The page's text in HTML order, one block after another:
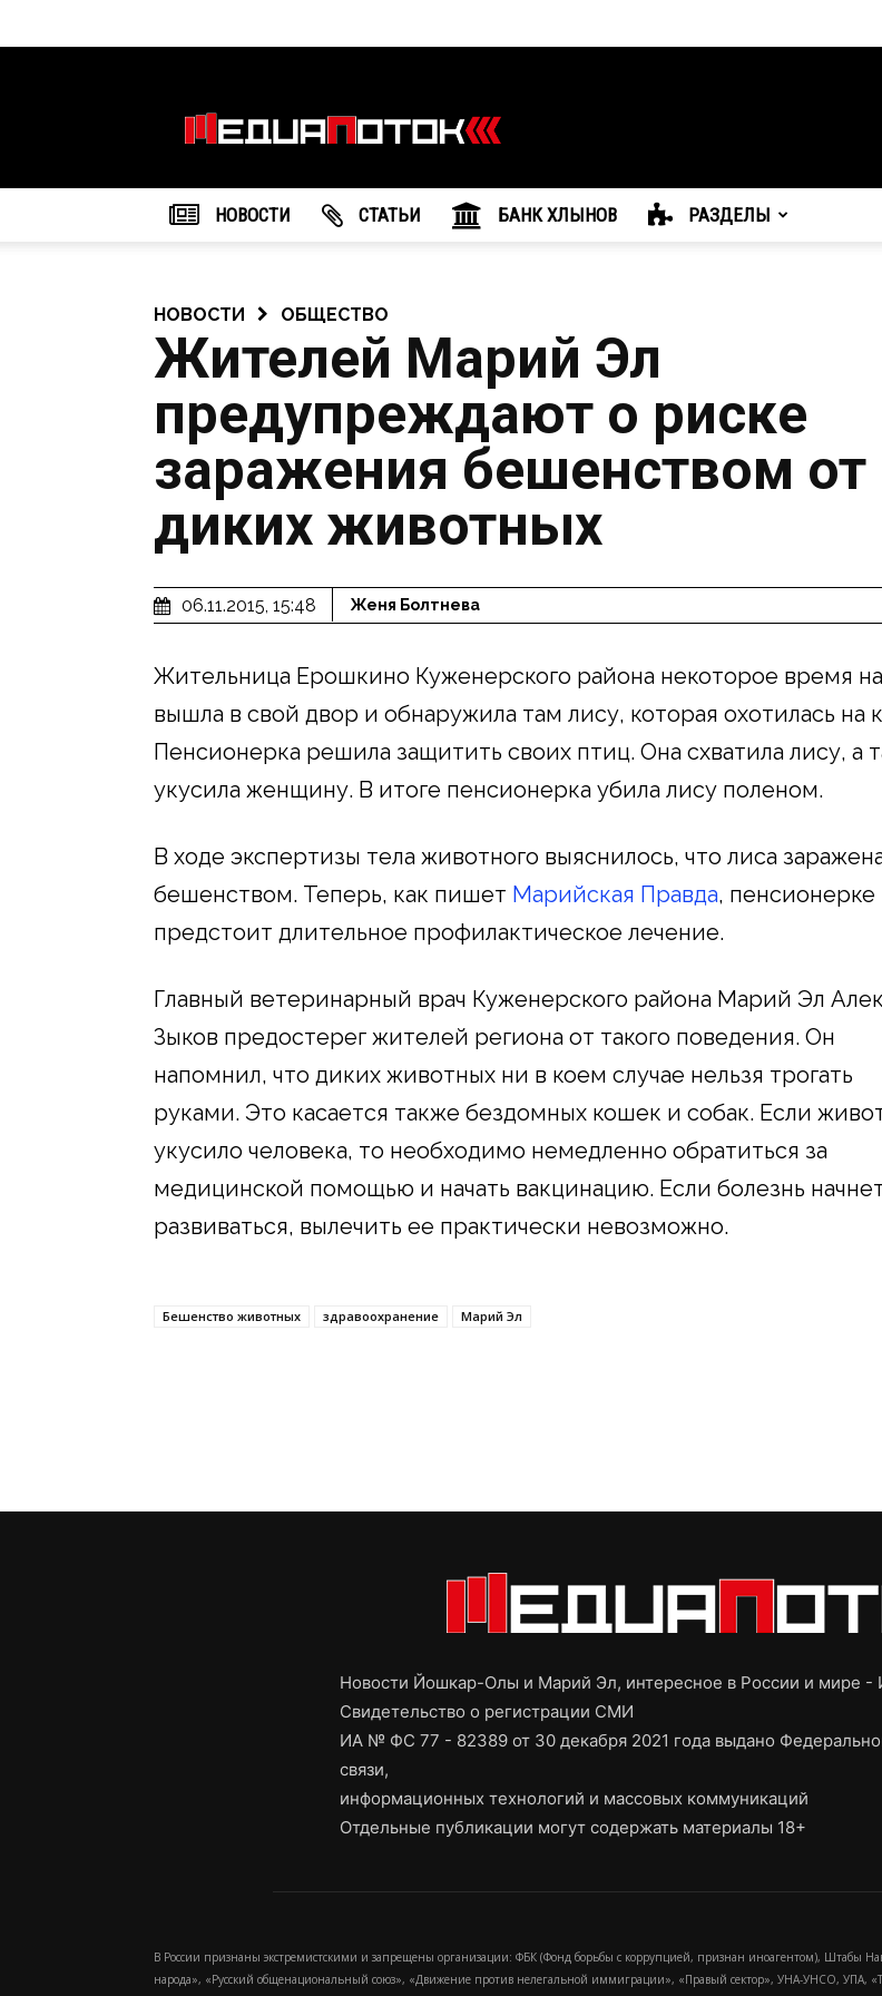
агентство
"МедиаПоток"
НОВОСТИ CТАТЬИ БАНК ХЛЫНОВ РАЗДЕЛЫ
НОВОСТИ ОБЩЕСТВО
Жителей Марий Эл
предупреждают о риске
заражения бешенством от
диких животных
06.11.2015, 15:48 Женя Болтнева
Жительница Ерошкино Куженерского района некоторое время
вышла в свой двор и обнаружила там лису, которая охотилась на
Пенсионерка решила защитить своих птиц. Она схватила лису, а
укусила женщину. В итоге пенсионерка убила лису поленом.
В ходе экспертизы тела животного выяснилось, что лиса
бешенством. Теперь, как пишет Марийская Правда, пенсионерке
предстоит длительное профилактическое лечение.
Главный ветеринарный врач Куженерского района Марий Эл
Зыков предостерег жителей региона от такого поведения. Он
напомнил, что диких животных ни в коем случае нельзя трогать
руками. Это касается также бездомных кошек и собак. Если
укусило человека, то необходимо немедленно обратиться за
медицинской помощью и начать вакцинацию. Если болезнь
развиваться, вылечить ее практически невозможно.
Бешенство животных здравоохранение Марий Эл
Новости Йошкар-Олы и Марий Эл, интересное в России и мире
Свидетельство о регистрации СМИ
ИА № ФС 77 - 82389 от 30 декабря 2021 года выдано
связи,
информационных технологий и массовых коммуникаций
Отдельные публикации могут содержать материалы 18+
В России признаны экстремистскими и запрещены организации: ФБК (Фонд борьбы с коррупцией, признан иноагентом), Штабы
народа», «Русский общенациональный союз», «Движение против нелегальной иммиграции», «Правый сектор», УНА-УНСО, УПА,